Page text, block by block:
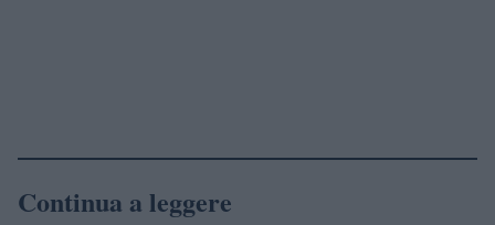
Continua a leggere